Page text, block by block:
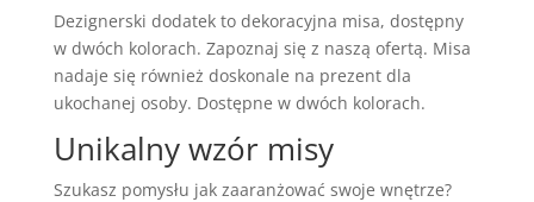
Dezignerski dodatek to dekoracyjna misa, dostępny
w dwóch kolorach. Zapoznaj się z naszą ofertą. Misa
nadaje się również doskonale na prezent dla
ukochanej osoby. Dostępne w dwóch kolorach.
Unikalny wzór misy
Szukasz pomysłu jak zaaranżować swoje wnętrze?